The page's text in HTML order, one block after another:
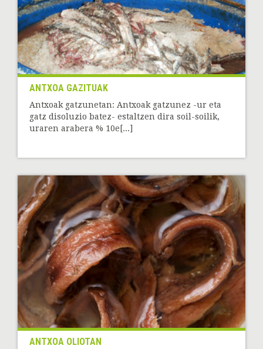
ANTXOA GAZITUAK
Antxoak gatzunetan: Antxoak gatzunez -ur eta
gatz disoluzio batez- estaltzen dira soil-soilik,
uraren arabera % 10e[...]
ANTXOA OLIOTAN